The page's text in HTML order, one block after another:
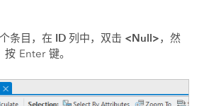
条目，在 ID 列中，双击 <Null>，然
按 Enter 键。